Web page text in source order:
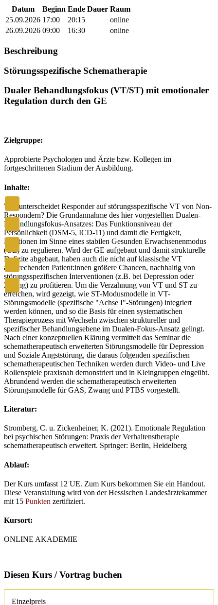
Datum Beginn Ende Dauer Raum
25.09.2026 17:00 20:15
online
26.09.2026 09:00 16:30 online
Beschreibung
Störungsspezifische Schematherapie
Dualer Behandlungsfokus (VT/ST) mit emotionaler
Regulation durch den GE
Zielgruppe:
Approbierte Psychologen und Ärzte bzw. Kollegen im
fortgeschrittenen Stadium der Ausbildung.
Inhalte:
Was unterscheidet Responder auf störungsspezifische VT von Non-
Respondern? Die Grundannahme des hier vorgestellten Dualen-
Behandlungsfokus-Ansatzes: Das Funktionsniveau der
Persönlichkeit (DSM-5, ICD-11) und damit die Fertigkeit,
Emotionen im Sinne eines stabilen Gesunden Erwachsenenmodus
(GE) zu regulieren. Wird der GE aufgebaut und damit strukturelle
Defizite abgebaut, haben auch die nicht auf klassische VT
ansprechenden Patient:innen größere Chancen, nachhaltig von
störungsspezifischen Interventionen (z.B. bei Depression oder
Zwang) zu profitieren. Um die Verzahnung von VT und ST zu
erreichen, wird gezeigt, wie ST-Modusmodelle in VT-
Störungsmodelle (spezifische "Achse I"-Störungen) integriert
werden können, und so die Basis für einen systematischen
Therapieprozess mit Wechseln zwischen struktureller und
spezifischer Behandlungsebene im Dualen-Fokus-Ansatz gelingt.
Nach einer konzeptuellen Klärung vermittelt das Seminar die
schematherapeutisch erweiterten Störungsmodelle für Depression
und Soziale Angststörung, die daraus folgenden spezifischen
schematherapeutischen Techniken werden durch Video- und Live
Rollenspiele praxisnah demonstriert und in Kleingruppen eingeübt.
Abrundend werden die schematherapeutisch erweiterten
Störungsmodelle für GAS, Zwang und PTBS vorgestellt.
Literatur:
Stromberg, C. u. Zickenheiner, K. (2021). Emotionale Regulation
bei psychischen Störungen: Praxis der Verhaltenstherapie
schematherapeutisch erweitert. Springer: Berlin, Heidelberg
Ablauf:
Der Kurs umfasst 12 UE. Zum Kurs bekommen Sie ein Handout.
Diese Veranstaltung wird von der Hessischen Landesärztekammer
mit 15 Punkten zertifiziert.
Kursort:
ONLINE AKADEMIE
Diesen Kurs / Vortrag buchen
Einzelpreis